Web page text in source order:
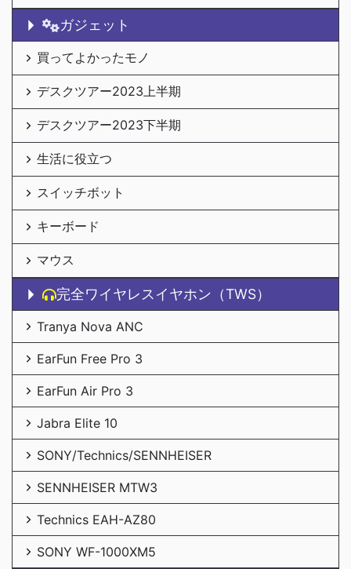
ガジェット
買ってよかったモノ
デスクツアー2023上半期
デスクツアー2023下半期
生活に役立つ
スイッチボット
キーボード
マウス
完全ワイヤレスイヤホン（TWS）
Tranya Nova ANC
EarFun Free Pro 3
EarFun Air Pro 3
Jabra Elite 10
SONY/Technics/SENNHEISER
SENNHEISER MTW3
Technics EAH-AZ80
SONY WF-1000XM5